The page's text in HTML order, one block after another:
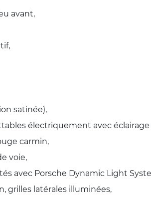
avant,
satinée),
électriquement avec éclairage
carmin,
voie,
avec Porsche Dynamic Light
grilles latérales illuminées,